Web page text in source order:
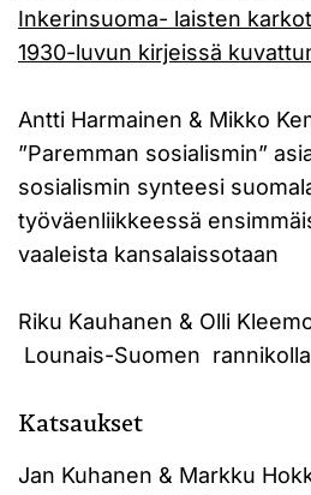
Inkerinsuoma- laisten
1930-luvun kirjeissä
Antti Harmainen & Mikko
”Paremman sosialismin”
sosialismin synteesi
työväenliikkeessä
vaaleista kansalaissotaan
Riku Kauhanen & Olli
Lounais-Suomen rannikolla
Katsaukset
Jan Kuhanen & Markku